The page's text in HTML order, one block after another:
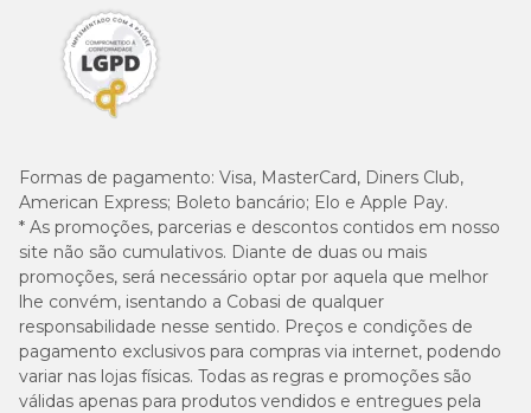
Formas de pagamento: Visa, MasterCard, Diners Club,
American Express; Boleto bancário; Elo e Apple Pay.
* As promoções, parcerias e descontos contidos em nosso
site não são cumulativos. Diante de duas ou mais
promoções, será necessário optar por aquela que melhor
lhe convém, isentando a Cobasi de qualquer
responsabilidade nesse sentido. Preços e condições de
pagamento exclusivos para compras via internet, podendo
variar nas lojas físicas. Todas as regras e promoções são
válidas apenas para produtos vendidos e entregues pela